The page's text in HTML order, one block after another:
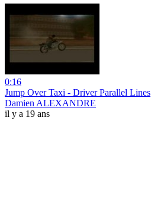
0:16
Jump Over Taxi - Driver Parallel Lines
Damien ALEXANDRE
il y a 19 ans